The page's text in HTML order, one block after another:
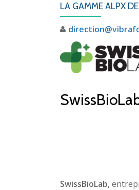
LA GAMME ALPX
SwissBioLab,